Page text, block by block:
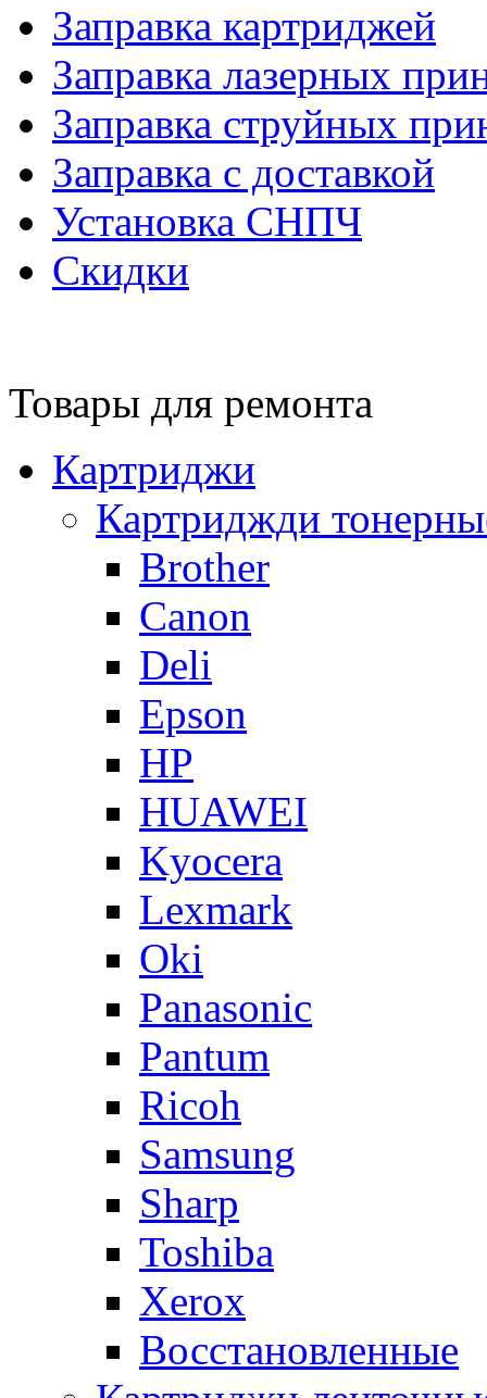
Заправка картриджей
Заправка лазерных
Заправка струйных
Заправка с доставкой
Установка СНПЧ
Скидки
Товары для ремонта
Картриджи
Картриджди
Brother
Canon
Deli
Epson
HP
HUAWEI
Kyocera
Lexmark
Oki
Panasonic
Pantum
Ricoh
Samsung
Sharp
Toshiba
Xerox
Восстановленные